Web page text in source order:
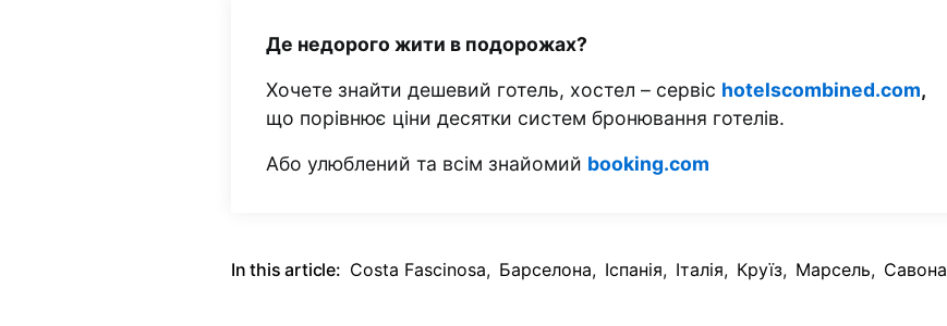
Де недорого жити в подорожах?
Хочете знайти дешевий готель, хостел – сервіс hotelscombined.com,
що порівнює ціни десятки систем бронювання готелів.
Або улюблений та всім знайомий booking.com
In this article: Costa Fascinosa, Барселона, Іспанія, Італія, Круїз, Марсель, Савона